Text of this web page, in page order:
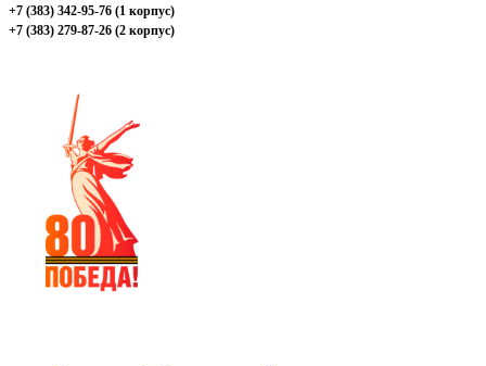
+7 (383) 342-95-76 (1 корпус)
+7 (383) 279-87-26 (2 корпус)